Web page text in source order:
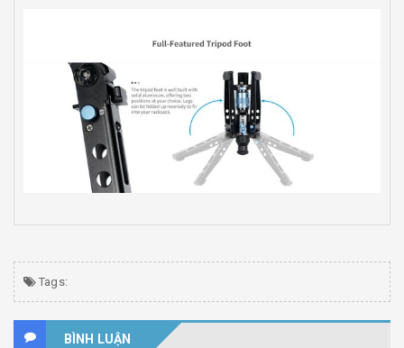
Tags:
BÌNH LUẬN